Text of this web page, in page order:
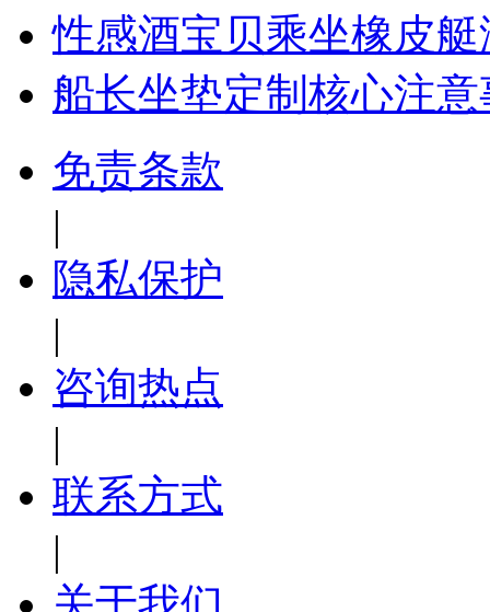
性感酒宝贝乘坐橡皮艇
船长坐垫定制核心注意
免责条款
|
隐私保护
|
咨询热点
|
联系方式
|